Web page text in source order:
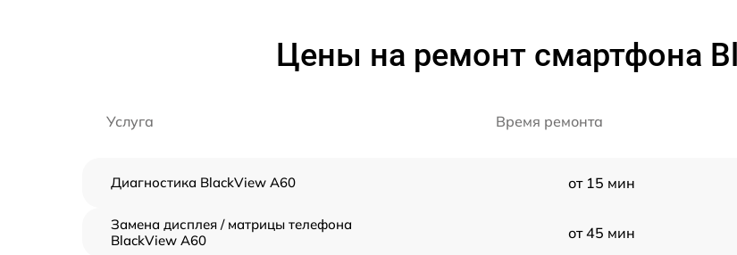
Цены на ремонт смартфона
Услуга Время ремонта
Диагностика BlackView A60 от 15 мин
Замена дисплея / матрицы телефона
BlackView A60
от 45 мин